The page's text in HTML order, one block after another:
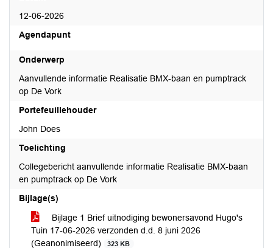
12-06-2026
Agendapunt
Onderwerp
Aanvullende informatie Realisatie BMX-baan en pumptrack
op De Vork
Portefeuillehouder
John Does
Toelichting
Collegebericht aanvullende informatie Realisatie BMX-baan
en pumptrack op De Vork
Bijlage(s)
Bijlage 1 Brief uitnodiging bewonersavond Hugo's
Tuin 17-06-2026 verzonden d.d. 8 juni 2026
(Geanonimiseerd)
323 KB